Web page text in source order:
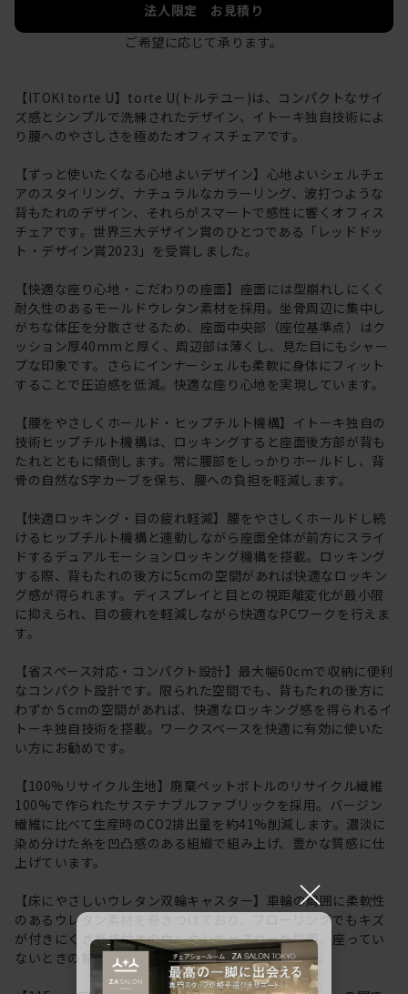
法人限定 お見積り
ご希望に応じて承ります。
【ITOKI torte U】torte U(トルテユー)は、コンパクトなサイ
ズ感とシンプルで洗練されたデザイン、イトーキ独自技術によ
り腰へのやさしさを極めたオフィスチェアです。
【ずっと使いたくなる心地よいデザイン】心地よいシェルチェ
アのスタイリング、ナチュラルなカラーリング、波打つような
背もたれのデザイン、それらがスマートで感性に響くオフィス
チェアです。世界三大デザイン賞のひとつである「レッドドッ
ト・デザイン賞2023」を受賞しました。
【快適な座り心地・こだわりの座面】座面には型崩れしにくく
耐久性のあるモールドウレタン素材を採用。坐骨周辺に集中し
がちな体圧を分散させるため、座面中央部（座位基準点）はク
ッション厚40mmと厚く、周辺部は薄くし、見た目にもシャー
プな印象です。さらにインナーシェルも柔軟に身体にフィット
することで圧迫感を低減。快適な座り心地を実現しています。
【腰をやさしくホールド・ヒップチルト機構】イトーキ独自の
技術ヒップチルト機構は、ロッキングすると座面後方部が背も
たれとともに傾倒します。常に腰部をしっかりホールドし、背
骨の自然なS字カーブを保ち、腰への負担を軽減します。
【快適ロッキング・目の疲れ軽減】腰をやさしくホールドし続
けるヒップチルト機構と連動しながら座面全体が前方にスライ
ドするデュアルモーションロッキング機構を搭載。ロッキング
する際、背もたれの後方に5cmの空間があれば快適なロッキン
グ感が得られます。ディスプレイと目との視距離変化が最小限
に抑えられ、目の疲れを軽減しながら快適なPCワークを行えま
す。
【省スペース対応・コンパクト設計】最大幅60cmで収納に便利
なコンパクト設計です。限られた空間でも、背もたれの後方に
わずか５cmの空間があれば、快適なロッキング感を得られるイ
トーキ独自技術を搭載。ワークスペースを快適に有効に使いた
い方にお勧めです。
【100%リサイクル生地】廃棄ペットボトルのリサイクル繊維
100%で作られたサステナブルファブリックを採用。バージン
繊維に比べて生産時のCO2排出量を約41%削減します。濃淡に
染め分けた糸を凹凸感のある組織で組み上げ、豊かな質感に仕
上げています。
【床にやさしいウレタン双輪キャスター】車輪の周囲に柔軟性
のあるウレタン素材を巻きつけており、フローリングでもキズ
が付きにくき抵抗付きのウレタンキャスターを採用。座ってい
ないときの転がりを防ぐ安全機能も採用しています。
×